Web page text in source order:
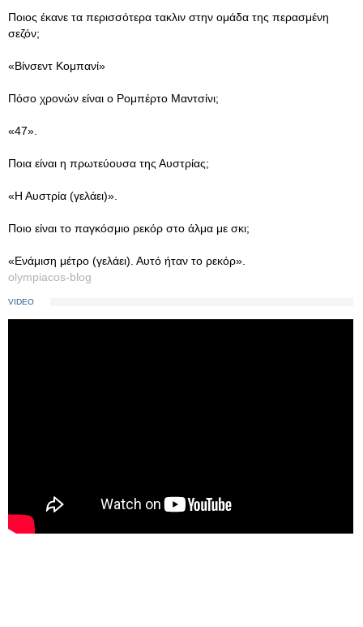
Ποιος έκανε τα περισσότερα τακλιν στην ομάδα της περασμένη
σεζόν;
«Βίνσεντ Κομπανί»
Πόσο χρονών είναι ο Ρομπέρτο Μαντσίνι;
«47».
Ποια είναι η πρωτεύουσα της Αυστρίας;
«Η Αυστρία (γελάει)».
Ποιο είναι το παγκόσμιο ρεκόρ στο άλμα με σκι;
«Ενάμιση μέτρο (γελάει). Αυτό ήταν το ρεκόρ».
olympiacos-blog
VIDEO